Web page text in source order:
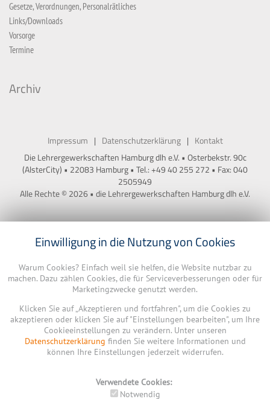
Gesetze, Verordnungen, Personalrätliches
Links/Downloads
Vorsorge
Termine
Archiv
Impressum Datenschutzerklärung
Kontakt
Die Lehrergewerkschaften Hamburg dlh e.V. • Osterbekstr. 90c
(AlsterCity) • 22083 Hamburg • Tel.: +49 40 255 272 • Fax: 040
2505949
Alle Rechte © 2026 • die Lehrergewerkschaften Hamburg dlh e.V.
Einwilligung in die Nutzung von Cookies
Warum Cookies? Einfach weil sie helfen, die Website nutzbar zu
machen. Dazu zählen Cookies, die für Serviceverbesserungen oder für
Marketingzwecke genutzt werden.
Klicken Sie auf „Akzeptieren und fortfahren", um die Cookies zu
akzeptieren oder klicken Sie auf "Einstellungen bearbeiten", um Ihre
Cookieeinstellungen zu verändern. Unter unseren
Datenschutzerklärung finden Sie weitere Informationen und
können Ihre Einstellungen jederzeit widerrufen.
Verwendete Cookies:
Notwendig